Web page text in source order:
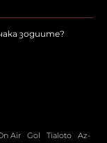
зодиите?
Air Gol Tialoto
Az-